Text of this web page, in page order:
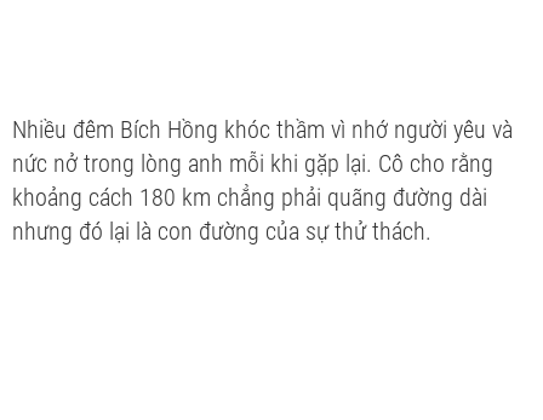
Nhiều đêm Bích Hồng khóc thầm vì nhớ người yêu và
nức nở trong lòng anh mỗi khi gặp lại. Cô cho rằng
khoảng cách 180 km chẳng phải quãng đường dài
nhưng đó lại là con đường của sự thử thách.